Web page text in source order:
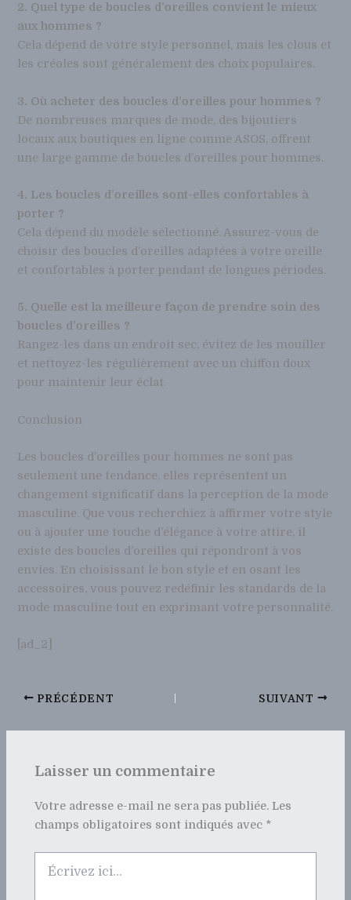
2. Quel type de boucles d’oreilles convient le mieux
aux hommes ?
Cela dépend de votre style personnel, mais les clous et
les créoles sont généralement des choix populaires.
3. Où acheter des boucles d’oreilles pour hommes ?
De nombreuses marques de mode, des bijoutiers
locaux aux boutiques en ligne comme ASOS, offrent
une large gamme de boucles d’oreilles pour hommes.
4. Les boucles d’oreilles sont-elles confortables à
porter ?
Cela dépend du modèle sélectionné. Assurez-vous de
choisir des boucles d’oreilles adaptées à votre oreille
et confortables à porter pendant de longues périodes.
5. Quelle est la meilleure façon de prendre soin des
boucles d’oreilles ?
Rangez-les dans un endroit sec, évitez de les mouiller
et nettoyez-les régulièrement avec un chiffon doux
pour maintenir leur éclat.
Conclusion
Les boucles d’oreilles pour hommes ne sont pas
seulement une tendance, elles représentent un
changement significatif dans la perception de la mode
masculine. Que vous recherchiez à affirmer votre style
ou à ajouter une touche d’élégance à votre attire, il
existe des boucles d’oreilles qui répondront à vos
envies. En choisissant le bon style et en osant les
accessoires, vous pouvez redéfinir les standards de la
mode masculine tout en exprimant votre personnalité.
[ad_2]
PRÉCÉDENT SUIVANT
Laisser un commentaire
Votre adresse e-mail ne sera pas publiée. Les
champs obligatoires sont indiqués avec *
ici…